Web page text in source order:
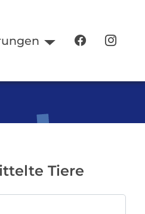
Tiere